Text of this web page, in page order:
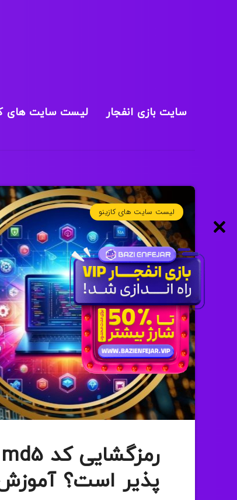
سایت بازی انفجار لیست سایت های
لیست سایت های کازینو
پذیر است؟